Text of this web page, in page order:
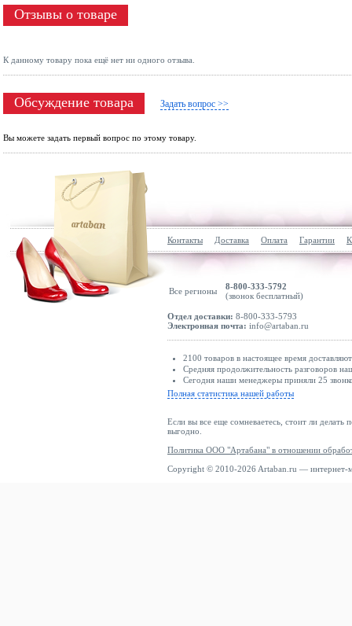
Отзывы о товаре
К данному товару пока ещё нет ни одного отзыва.
Обсуждение товара Задать вопрос >>
Вы можете задать первый вопрос по этому товару.
Контакты Доставка Оплата Гарантии
Все регионы
8-800-333-5792
(звонок бесплатный)
Отдел доставки: 8-800-333-5793
Электронная почта: info@artaban.ru
2100 товаров в настоящее время
Средняя продолжительность разговоров
Сегодня наши менеджеры приняли 25
Полная статистика нашей работы
Если вы все еще сомневаетесь, стоит ли делать
выгодно.
Политика ООО "Артабана" в отношении
Copyright © 2010-2026 Artaban.ru — интернет-